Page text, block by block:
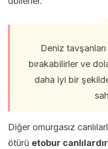
Deniz
bırakabilirler ve
daha iyi bir
Diğer omurgasız
ötürü etobur